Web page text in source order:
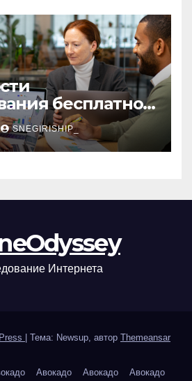
бесплатной
для
и
предприятием
SNEGIRISHIP_
Интернета
Тема: Newsup, автор Themeansar
Авокадо Авокадо Авокадо